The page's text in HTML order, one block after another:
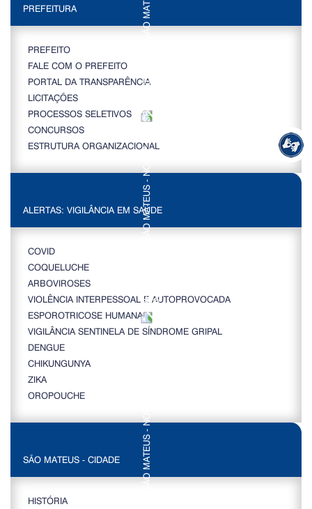
PREFEITURA
PREFEITO
FALE COM O PREFEITO
PORTAL DA TRANSPARÊNCIA
LICITAÇÕES
PROCESSOS SELETIVOS
CONCURSOS
ESTRUTURA ORGANIZACIONAL
ALERTAS: VIGILÂNCIA EM SAÚDE
COVID
COQUELUCHE
ARBOVIROSES
VIOLÊNCIA INTERPESSOAL E AUTOPROVOCADA
ESPOROTRICOSE HUMANA
VIGILÂNCIA SENTINELA DE SÍNDROME GRIPAL
DENGUE
CHIKUNGUNYA
ZIKA
OROPOUCHE
SÃO MATEUS - CIDADE
HISTÓRIA